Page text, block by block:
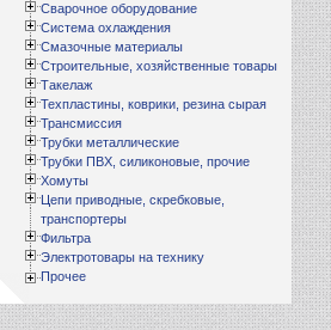
Сварочное оборудование
Система охлаждения
Смазочные материалы
Строительные, хозяйственные товары
Такелаж
Техпластины, коврики, резина сырая
Трансмиссия
Трубки металлические
Трубки ПВХ, силиконовые, прочие
Хомуты
Цепи приводные, скребковые,
транспортеры
Фильтра
Электротовары на технику
Прочее